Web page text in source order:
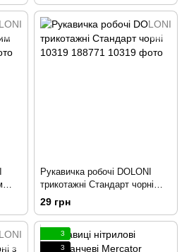
Рукавичка робочі DOLONI
трикотажні Стандарт чорні
10319 188771
29 грн
3
3